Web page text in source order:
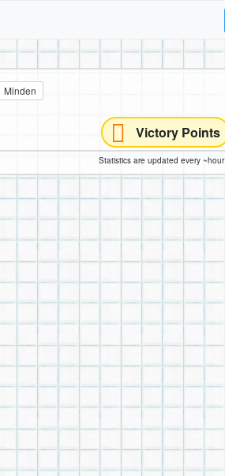
Minden
Victory Points
Statistics are updated every ~hour